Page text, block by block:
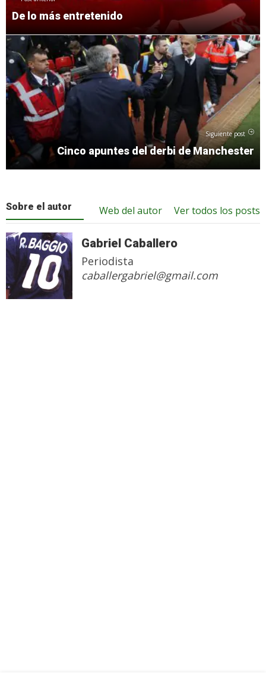
De lo más entretenido
Siguiente post
Cinco apuntes del derbi de Manchester
Sobre el autor Ver todos los posts
Web del autor
Gabriel Caballero
Periodista
caballergabriel@gmail.com